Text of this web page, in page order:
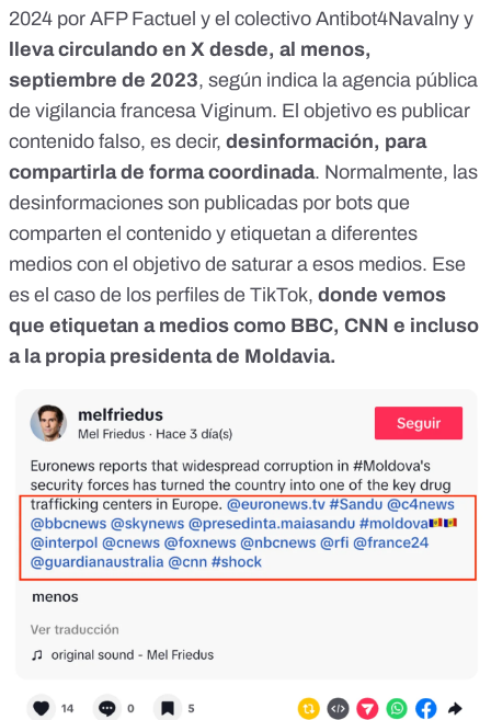
2024 por AFP Factuel y el colectivo Antibot4Navalny y
lleva circulando en X desde, al menos,
septiembre de 2023, según indica la agencia pública
de vigilancia francesa Viginum. El objetivo es publicar
contenido falso, es decir, desinformación, para
compartirla de forma coordinada. Normalmente, las
desinformaciones son publicadas por bots que
comparten el contenido y etiquetan a diferentes
medios con el objetivo de saturar a esos medios. Ese
es el caso de los perfiles de TikTok, donde vemos
que etiquetan a medios como BBC, CNN e incluso
a la propia presidenta de Moldavia.